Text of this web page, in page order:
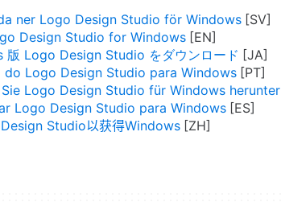
ner Logo Design Studio för Windows
Design Studio for Windows
版 Logo Design Studio をダウンロード
do Logo Design Studio para Windows
Logo Design Studio für Windows herunter
Logo Design Studio para Windows
Studio以获得Windows